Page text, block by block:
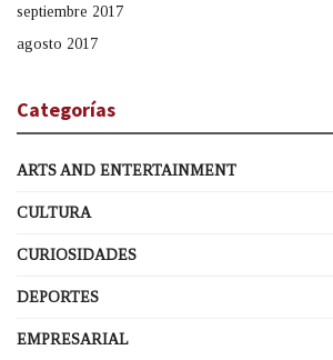
septiembre 2017
agosto 2017
Categorías
ARTS AND ENTERTAINMENT
CULTURA
CURIOSIDADES
DEPORTES
EMPRESARIAL